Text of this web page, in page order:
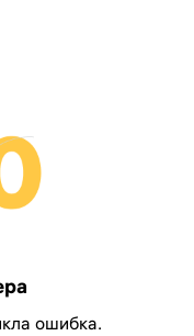
ошибка.